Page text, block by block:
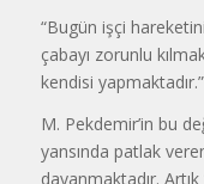
“Bugün işçi
çabayı zorunlu
kendisi
M. Pekdemir’in bu
yansında patlak
dayanmaktadır.